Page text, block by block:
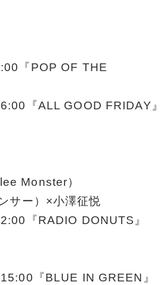
『POP OF THE
『ALL GOOD FRIDAY』
Monster）
サー）×小澤征悦
『RADIO DONUTS』
『BLUE IN GREEN』